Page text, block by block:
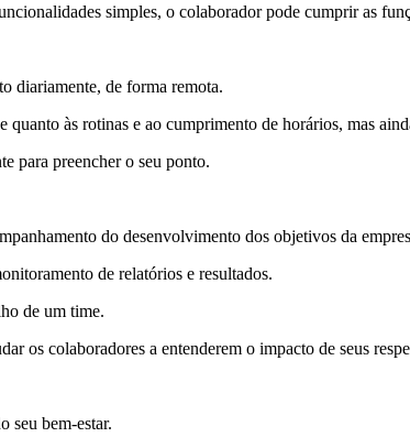
simples, o colaborador pode cumprir as
diariamente, de forma remota.
às rotinas e ao cumprimento de horários, mas
para preencher o seu ponto.
do desenvolvimento dos objetivos da
de relatórios e resultados.
de um time.
os colaboradores a entenderem o impacto de seus
seu bem-estar.